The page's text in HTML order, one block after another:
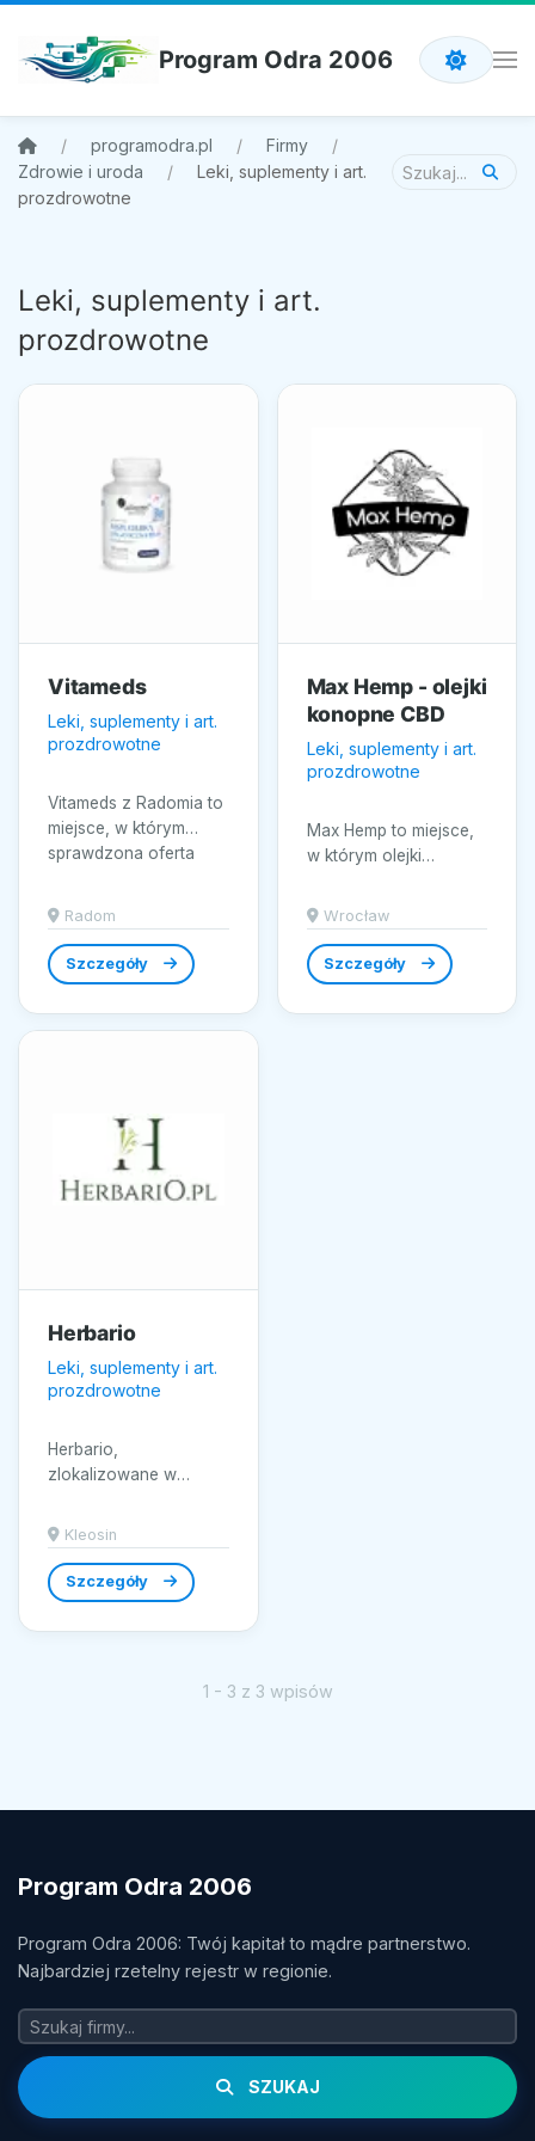
Program Odra 2006
programodra.pl
Firmy
Zdrowie i uroda
Leki, suplementy i art.
prozdrowotne
Leki, suplementy i art.
prozdrowotne
Vitameds
Leki, suplementy i art.
prozdrowotne
Vitameds z Radomia to
miejsce, w którym
sprawdzona oferta
W...
Radom
Szczegóły
Max Hemp - olejki
konopne CBD
Leki, suplementy i art.
prozdrowotne
Max Hemp to miejsce,
w którym olejki
skuteczność
suplementów diety z
troską o estetykę...
Wrocław
Szczegóły
Herbario
Leki, suplementy i art.
prozdrowotne
Herbario,
zlokalizowane w
jest renomowanym
sklepem oferującym
szeroki wybór
najwyższej...
Kleosin
Szczegóły
1 - 3 z 3 wpisów
Program Odra 2006
Program Odra 2006: Twój kapitał to mądre partnerstwo.
Najbardziej rzetelny rejestr w regionie.
SZUKAJ